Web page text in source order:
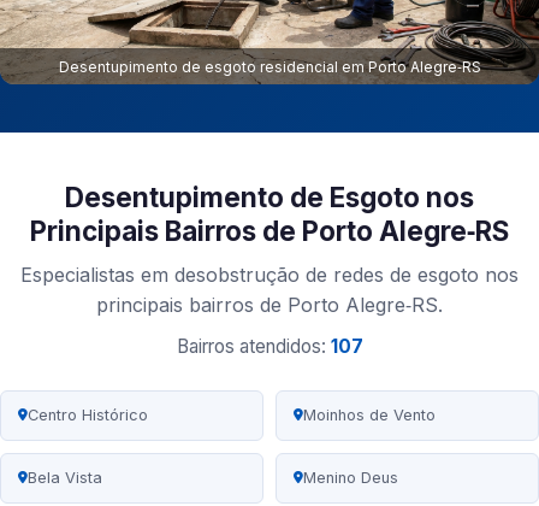
Desentupimento de esgoto residencial em Porto Alegre‑RS
Desentupimento de Esgoto nos
Principais Bairros de Porto Alegre‑RS
Especialistas em desobstrução de redes de esgoto nos
principais bairros de Porto Alegre‑RS.
Bairros atendidos: 107
Centro Histórico Moinhos de Vento
Bela Vista Menino Deus